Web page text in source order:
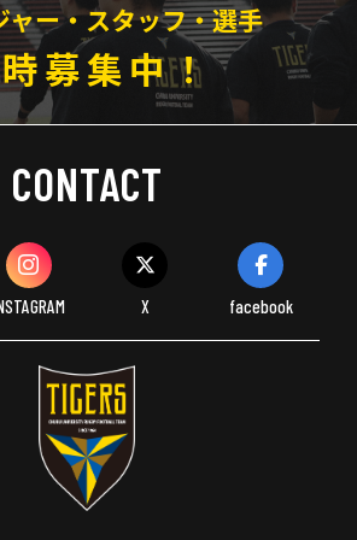
ャー・スタッフ・選手
募集中！
CONTACT
X facebook